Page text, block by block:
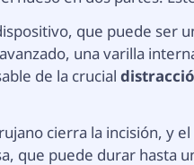
que puede ser
una varilla
de la crucial
cierra la incisión, y
que puede durar hasta